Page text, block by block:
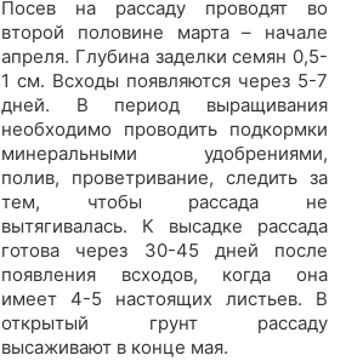
Посев на рассаду проводят во
второй половине марта – начале
апреля. Глубина заделки семян 0,5-
1 см. Всходы появляются через 5-7
дней. В период выращивания
необходимо проводить подкормки
минеральными удобрениями,
полив, проветривание, следить за
тем, чтобы рассада не
вытягивалась. К высадке рассада
готова через 30-45 дней после
появления всходов, когда она
имеет 4-5 настоящих листьев. В
открытый грунт рассаду
высаживают в конце мая.